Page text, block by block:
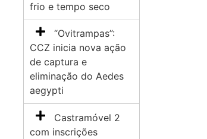
frio e tempo seco
“Ovitrampas”:
CCZ inicia nova ação
de captura e
eliminação do Aedes
aegypti
Castramóvel 2
com inscrições